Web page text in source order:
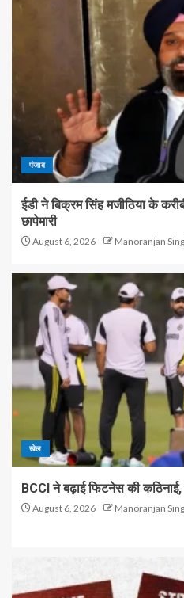
पंजाब
ईडी ने बिक्रम सिंह मजीठिया के
छापेमारी
August 6, 2026 Manoranjan
खेल
BCCI ने बढ़ाई फिटनेस की
August 6, 2026 Manoranjan